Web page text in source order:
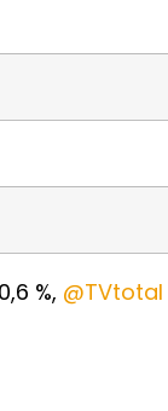
%, @TVtotal